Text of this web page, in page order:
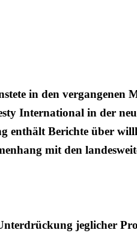
in den vergangenen
International in der
enthält Berichte über
mit den
jeglicher